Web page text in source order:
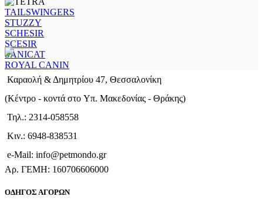
TAILSWINGERS
STUZZY
SCHESIR
SCESIR
SANICAT
ROYAL CANIN
Καραολή & Δημητρίου 47, Θεσσαλονίκη
(Kέντρο - κοντά στο Yπ. Μακεδονίας - Θράκης)
Τηλ.: 2314-058558
Κιν.: 6948-838531
e-Mail: info@petmondo.gr
Aρ. ΓΕΜΗ: 160706606000
ΟΔΗΓΟΣ ΑΓΟΡΩΝ